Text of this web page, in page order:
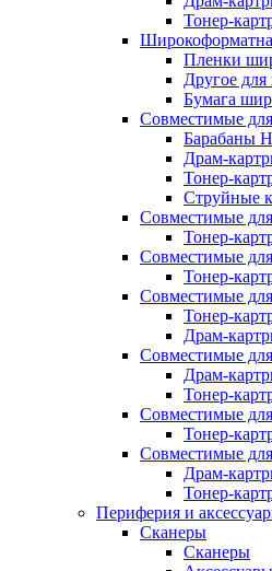
Тонер-
Пленки
Другое
Бумага
Совместимые
Барабаны
Драм-
Тонер-
Струйные
Совместимые
Тонер-
Совместимые
Тонер-
Совместимые
Тонер-
Драм-
Совместимые
Драм-
Тонер-
Совместимые
Тонер-
Совместимые
Драм-
Тонер-
Периферия и
Сканеры
Сканеры